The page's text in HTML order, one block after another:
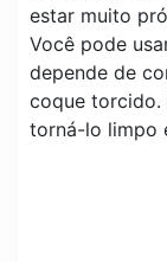
estar muito
Você pode
depende de
coque torcido.
torná-lo limpo